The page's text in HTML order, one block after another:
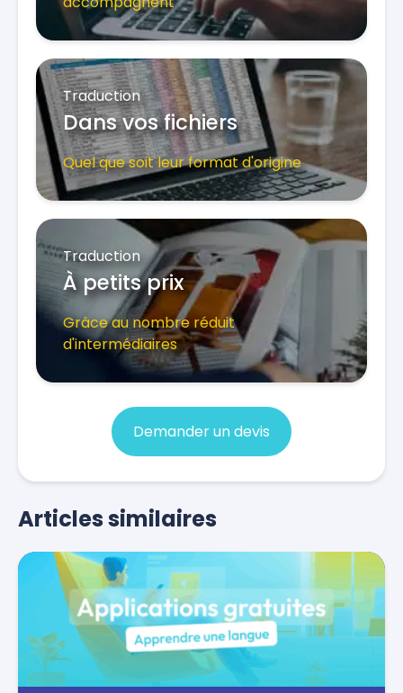
Traduction
Dans vos fichiers
Quel que soit leur format d'origine
Traduction
À petits prix
Grâce au nombre réduit
d'intermédiaires
Demander un devis
Articles similaires